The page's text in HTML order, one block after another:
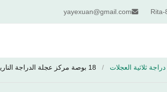
Rita-
yayexuan@gmail.com
ثلاثية العجلات / 18 بوصة مركز عجلة الدراجة النارية لـ Hongda Cg125 مركز عجلة الدراجة النارية الألومنيوم